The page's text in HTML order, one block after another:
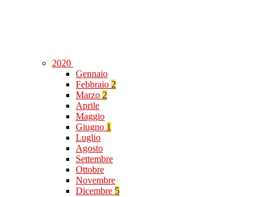
2020
Gennaio
Febbraio 2
Marzo 2
Aprile
Maggio
Giugno 1
Luglio
Agosto
Settembre
Ottobre
Novembre
Dicembre 5